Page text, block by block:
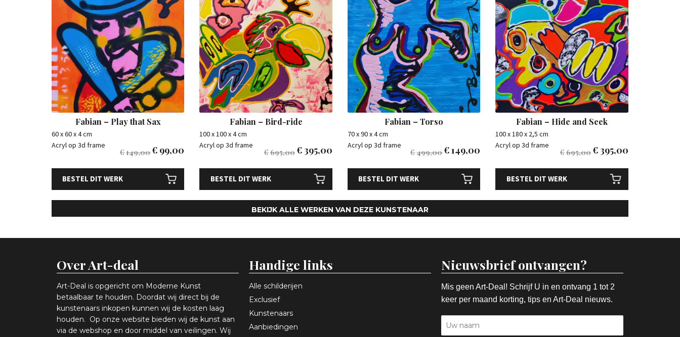
Fabian – Play that Sax
60 x 60 x 4 cm
Acryl op 3d frame
€149,00€ 99,00
BESTEL DIT WERK
Fabian – Bird-ride
100 x 100 x 4 cm
Acryl op 3d frame
€695,00€ 395,00
BESTEL DIT WERK
Fabian – Torso
70 x 90 x 4 cm
Acryl op 3d frame
€499,00€149,00
BESTEL DIT WERK
Fabian – Hide and Seek
100 x 180 x 2,5 cm
Acryl op 3d frame
€695,00€ 395,00
BESTEL DIT WERK
BEKIJK ALLE WERKEN VAN DEZE KUNSTENAAR
Over Art-deal
Art-Deal is opgericht om Moderne Kunst
betaalbaar te houden. Doordat wij direct bij de
kunstenaars inkopen kunnen wij de kosten laag
houden. Op onze website bieden wij de kunst aan
via de webshop en door middel van veilingen. Wij
Handige links
Alle schilderijen
Exclusief
Kunstenaars
Aanbiedingen
Nieuwsbrief ontvangen?
Mis geen Art-Deal! Schrijf U in en ontvang 1 tot 2
keer per maand korting, tips en Art-Deal nieuws.